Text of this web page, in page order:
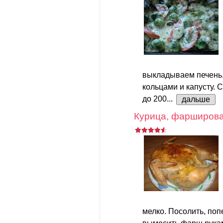
выкладываем
кольцами и капусту.
до 200...
дальше
Курица,
мелко. Посолить,